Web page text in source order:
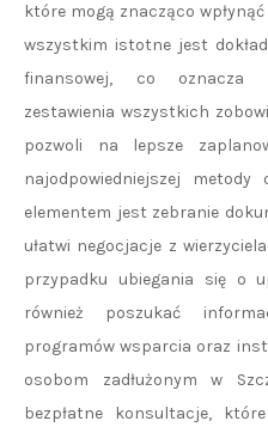
które mogą znacząco
wszystkim istotne jest
finansowej, co oznacza
zestawienia wszystkich
pozwoli na lepsze
najodpowiedniejszej metody
elementem jest zebranie
ułatwi negocjacje z
przypadku ubiegania się o
również poszukać
programów wsparcia oraz
osobom zadłużonym w
bezpłatne konsultacje,